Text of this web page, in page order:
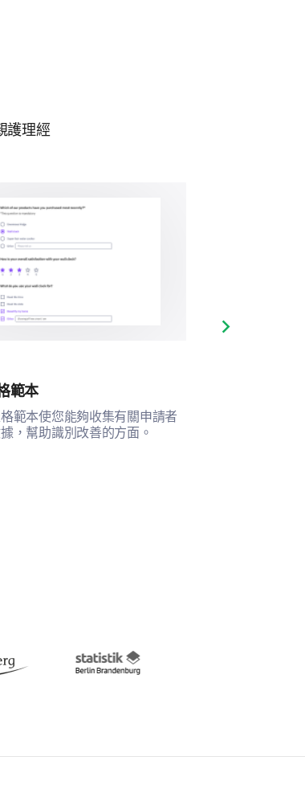
overall maternity
護理經
範本
範本使您能夠收集有關申請者
，幫助識別改善的方面。
Next slide